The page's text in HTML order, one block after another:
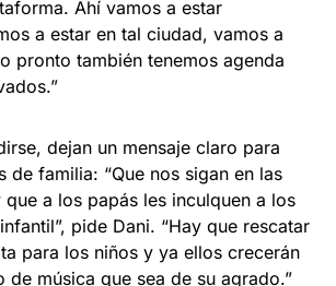
Ahí vamos a estar
a estar en tal ciudad, vamos a
pronto también tenemos agenda
dejan un mensaje claro para
de familia: “Que nos sigan en las
que a los papás les inculquen a los
pide Dani. “Hay que rescatar
para los niños y ya ellos crecerán
de música que sea de su agrado.”